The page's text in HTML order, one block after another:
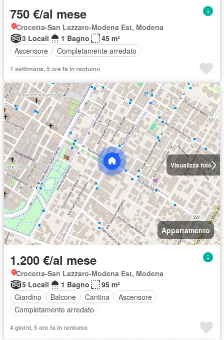
750 €/al mese
Crocetta-San Lazzaro-Modena Est, Modena
3 Locali
1 Bagno
45 m²
Ascensore
Completamente arredato
1 settimana, 5 ore fa in rentumo
Visualizza foto
Appartamento
1.200 €/al mese
Crocetta-San Lazzaro-Modena Est, Modena
5 Locali
1 Bagno
95 m²
Giardino
Balcone Cantina
Ascensore
Completamente arredato
4 giorni, 5 ore fa in rentumo